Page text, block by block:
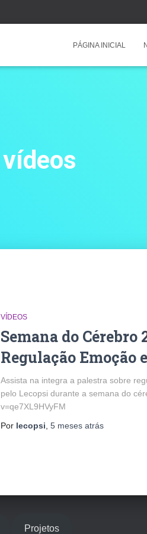
PÁGINA INICIAL
vídeos
VÍDEOS
Semana do Cérebro
Regulação Emoção
Assista na integra a palestra sobre
pelo Lecopsi durante a semana do
v=qe7XL9HVyFM
Por lecopsi 5 mesesatrás
Projetos